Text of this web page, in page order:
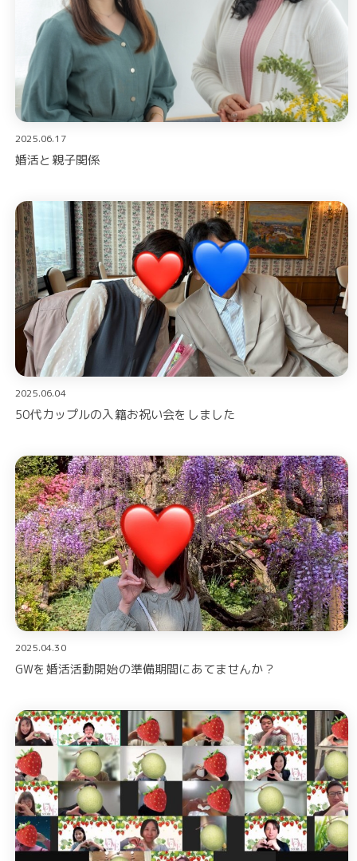
2025.06.17
婚活と親子関係
2025.06.04
50代カップルの入籍お祝い会をしました
2025.04.30
GWを婚活活動開始の準備期間にあてませんか？